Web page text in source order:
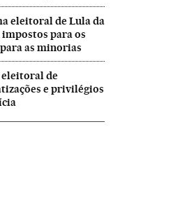
eleitoral de Lula da
para os
as minorias
de
e privilégios